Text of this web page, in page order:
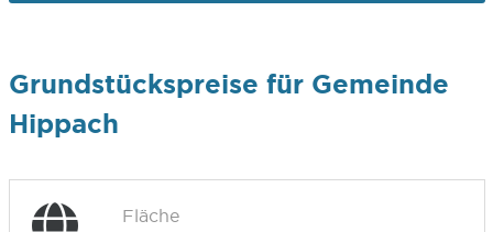
Grundstückspreise für Gemeinde
Hippach
Fläche